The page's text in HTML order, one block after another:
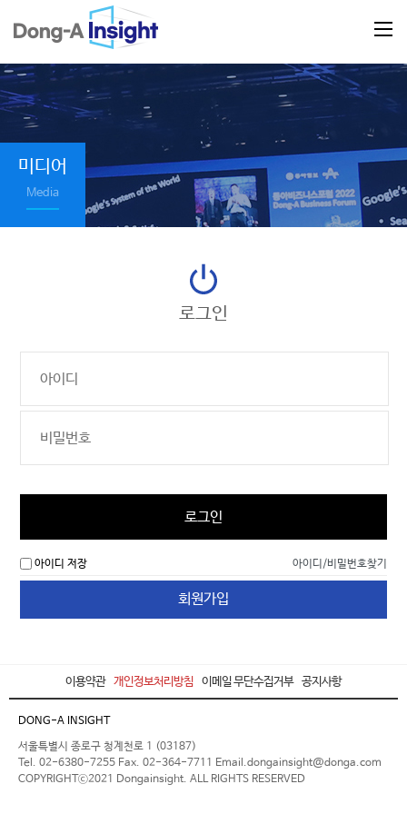
미디어
Media
로그인
로그인
아이디 저장 아이디/비밀번호찾기
회원가입
이용약관 개인정보처리방침 이메일 무단수집거부 공지사항
DONG-A INSIGHT
서울특별시 종로구 청계천로 1 (03187)
Tel. 02-6380-7255 Fax. 02-364-7711 Email.dongainsight@donga.com
COPYRIGHTⓒ2021 Dongainsight. ALL RIGHTS RESERVED